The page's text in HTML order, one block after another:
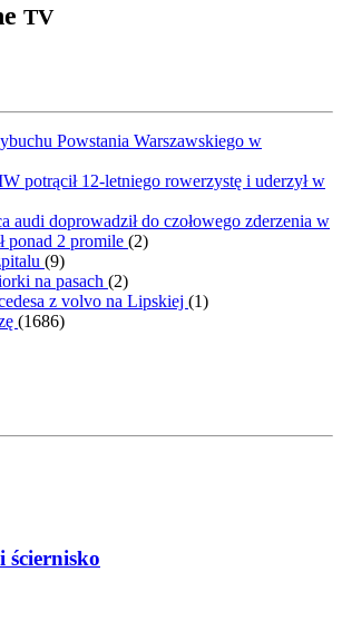
TV
Powstania Warszawskiego w
potrącił 12-letniego rowerzystę i uderzył w
audi doprowadził do czołowego zderzenia w
ponad 2 promile (2)
(9)
na pasach (2)
z volvo na Lipskiej (1)
(1686)
ściernisko